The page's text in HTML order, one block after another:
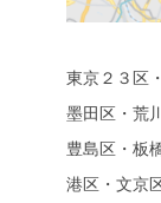
東京２３区
墨田区・荒
豊島区・板
港区・文京